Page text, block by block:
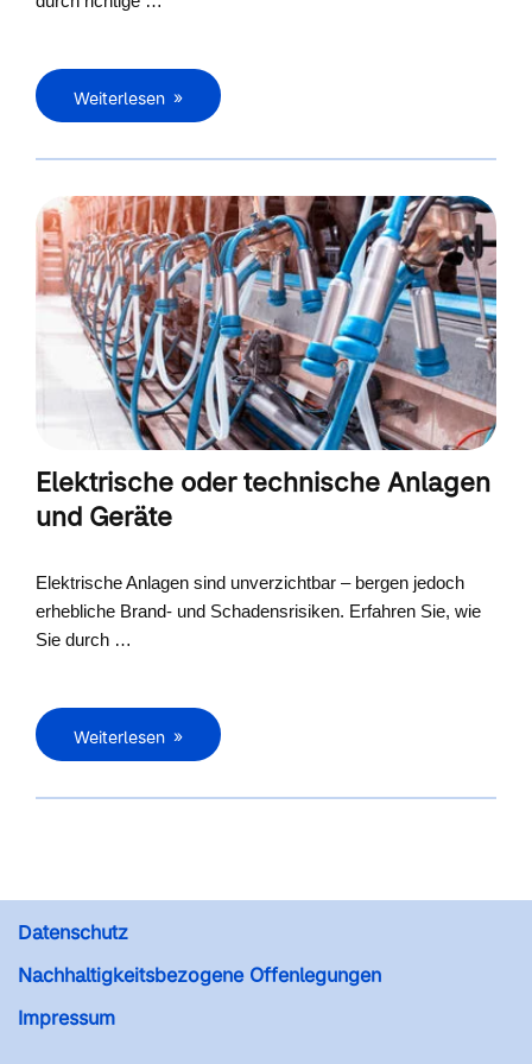
Weiterlesen
Elektrische oder technische Anlagen
und Geräte
Elektrische Anlagen sind unverzichtbar – bergen jedoch
erhebliche Brand- und Schadensrisiken. Erfahren Sie, wie
Sie durch …
Weiterlesen
Datenschutz
Nachhaltigkeitsbezogene Offenlegungen
Impressum